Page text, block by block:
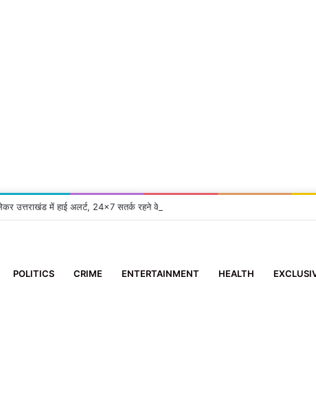
लेकर उत्तराखंड में हाई अलर्ट, 24×7 सतर्क रहने के निर्देश
POLITICS CRIME ENTERTAINMENT HEALTH